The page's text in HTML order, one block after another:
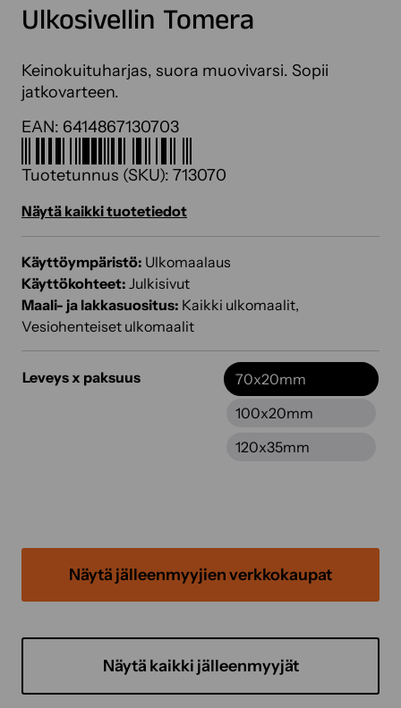
Ulkosivellin Tomera
Keinokuituharjas, suora muovivarsi. Sopii
jatkovarteen.
EAN: 6414867130703
Tuotetunnus (SKU): 713070
Näytä kaikki tuotetiedot
Käyttöympäristö: Ulkomaalaus
Käyttökohteet: Julkisivut
Maali- ja lakkasuositus: Kaikki ulkomaalit,
Vesiohenteiset ulkomaalit
Leveys x paksuus
70x20mm
100x20mm
120x35mm
Näytä jälleenmyyjien verkkokaupat
Näytä kaikki jälleenmyyjät